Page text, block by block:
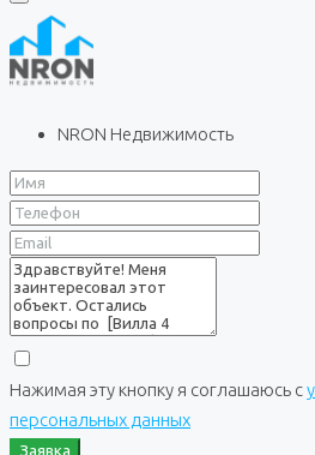
NRON Недвижимость
Нажимая эту кнопку я соглашаюсь с
персональных данных
Заявка